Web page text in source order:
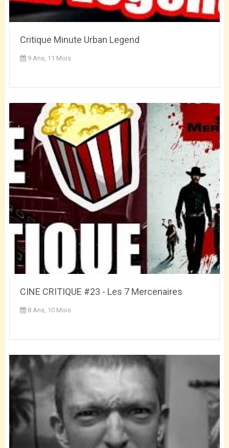
Critique Minute Urban Legend
9 Ans, 11 Mois
CINE CRITIQUE #23 - Les 7 Mercenaires
8 Ans, 10 Mois